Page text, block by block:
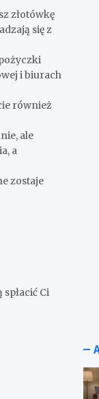
złotówkę
się z
i biurach
również
ale
a
zostaje
Ci